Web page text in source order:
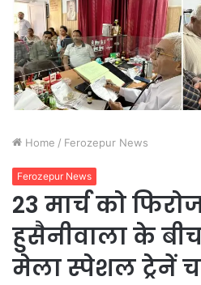
Home / Ferozepur News
Ferozepur News
23 मार्च को
हुसैनीवाला के बीच
मेला स्पेशल ट्रेनें